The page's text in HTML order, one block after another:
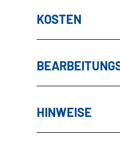
KOSTEN
HINWEISE